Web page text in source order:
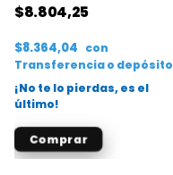
$8.804,25
$8.364,04 con
Transferencia o depósito
¡No te lo pierdas, es el
último!